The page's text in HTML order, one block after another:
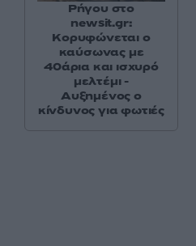
Ρήγου στο
newsit.gr:
Κορυφώνεται ο
καύσωνας με
40άρια και ισχυρό
μελτέμι -
Αυξημένος ο
κίνδυνος για φωτιές